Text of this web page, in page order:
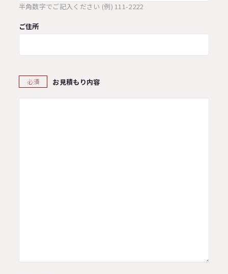
半角数字でご記入ください (例) 111-2222
ご住所
お見積もり内容
必須